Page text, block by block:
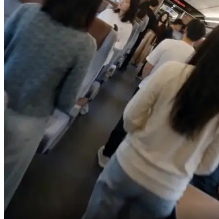
เลยออกโรงห้ามเขา